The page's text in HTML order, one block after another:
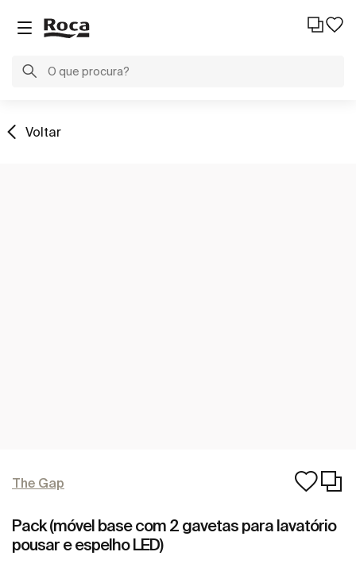
Voltar
The Gap
Pack (móvel base com 2 gavetas para lavatório
pousar e espelho LED)